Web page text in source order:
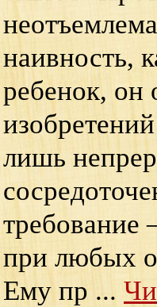
наивность,
ребенок, он
лишь
при любых
Ему пр ...